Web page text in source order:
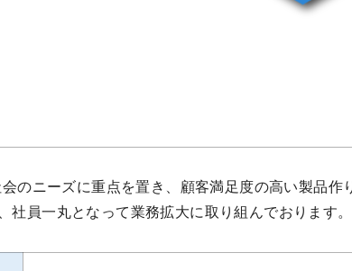
のニーズに重点を置き、顧客満足度の高い製品作
社員一丸となって業務拡大に取り組んでおります。